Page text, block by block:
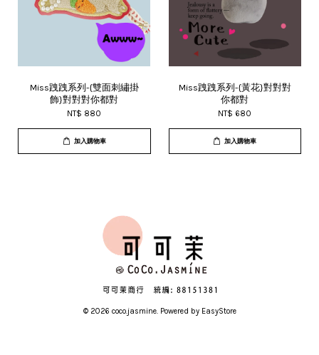
Miss跩跩系列-{雙面刺繡掛
飾}對對對你都對
NT$ 880
加入購物車
Miss跩跩系列-{黃花}對對對
你都對
NT$ 680
加入購物車
© 2026 coco.jasmine. Powered by EasyStore